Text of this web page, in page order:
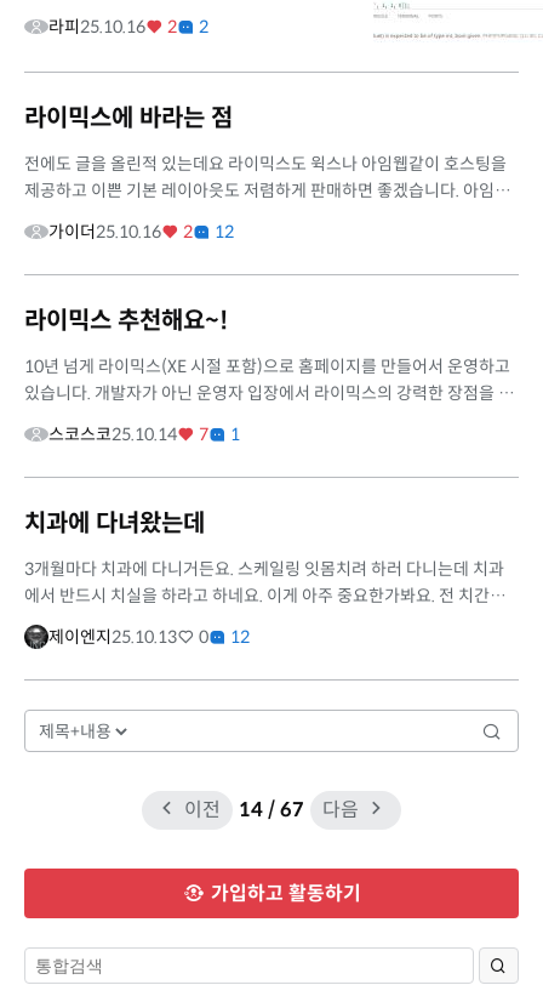
제약이 있지만 제네릭이 있어서 작동하네요.
라피25.10.16 2 2
라이믹스에 바라는 점
전에도 글을 올린적 있는데요 라이믹스도 윅스나 아임웹같이 호스팅을
제공하고 이쁜 기본 레이아읏도 저렴하게 판매하면 좋겠습니다. 아임웹
고...
가이더25.10.16 2 12
라이믹스 추천해요~!
10년 넘게 라이믹스(XE 시절 포함)으로 홈페이지를 만들어서 운영하고
있습니다. 개발자가 아닌 운영자 입장에서 라이믹스의 강력한 장점을 얘
스코스코25.10.14 7 1
치과에 다녀왔는데
3개월마다 치과에 다니거든요. 스케일링 잇몸치려 하러 다니는데 치과
에서 반드시 치실을 하라고 하네요. 이게 아주 중요한가봐요. 전 치간치
솔은 해왔어도 치실은 산 적도 없었는데 이젠 매일 치실 사용해주네요.
치...
제이엔지25.10.13 0 12
이전 14/ 67 다음
가입하고 활동하기